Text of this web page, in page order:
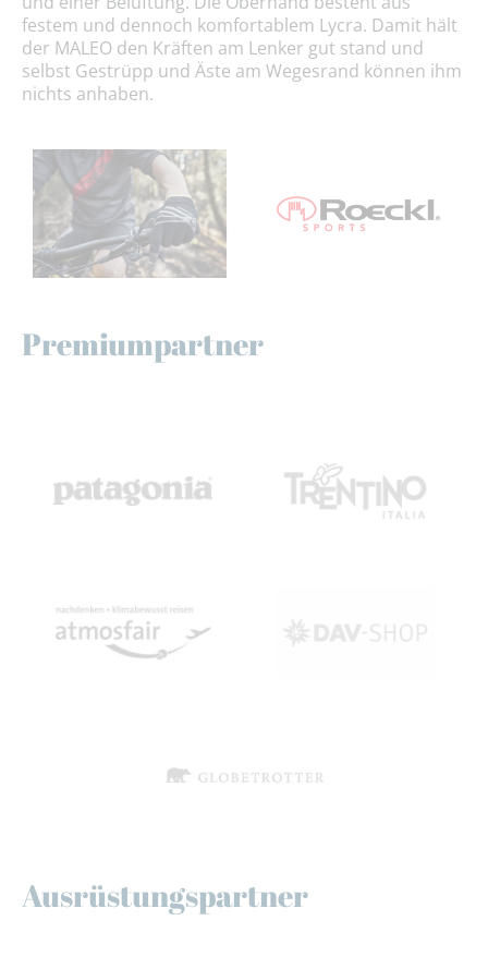
festem und dennoch komfortablem Lycra. Damit hält
der MALEO den Kräften am Lenker gut stand und
selbst Gestrüpp und Äste am Wegesrand können ihm
nichts anhaben.
Premiumpartner
Ausrüstungspartner